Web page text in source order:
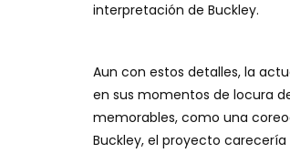
interpretación de Buckley.
Aun con estos detalles, la
en sus momentos de locura
memorables, como una
Buckley, el proyecto